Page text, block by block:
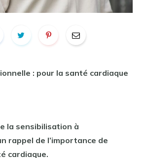
: pour la santé cardiaque
la sensibilisation à
rappel de l’importance de
cardiaque.